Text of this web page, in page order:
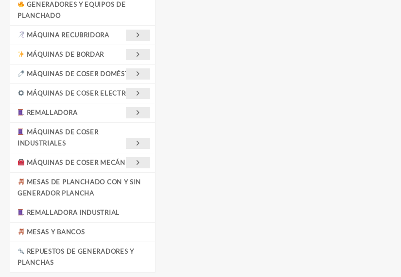
GENERADORES Y EQUIPOS DE
PLANCHADO
MÁQUINA RECUBRIDORA
MÁQUINAS DE BORDAR
MÁQUINAS DE COSER DOMÉSTICAS
MÁQUINAS DE COSER ELECTRÓNICA
REMALLADORA
MÁQUINAS DE COSER
INDUSTRIALES
MÁQUINAS DE COSER MECÁNICAS
MESAS DE PLANCHADO CON Y SIN
GENERADOR PLANCHA
REMALLADORA INDUSTRIAL
MESAS Y BANCOS
REPUESTOS DE GENERADORES Y
PLANCHAS